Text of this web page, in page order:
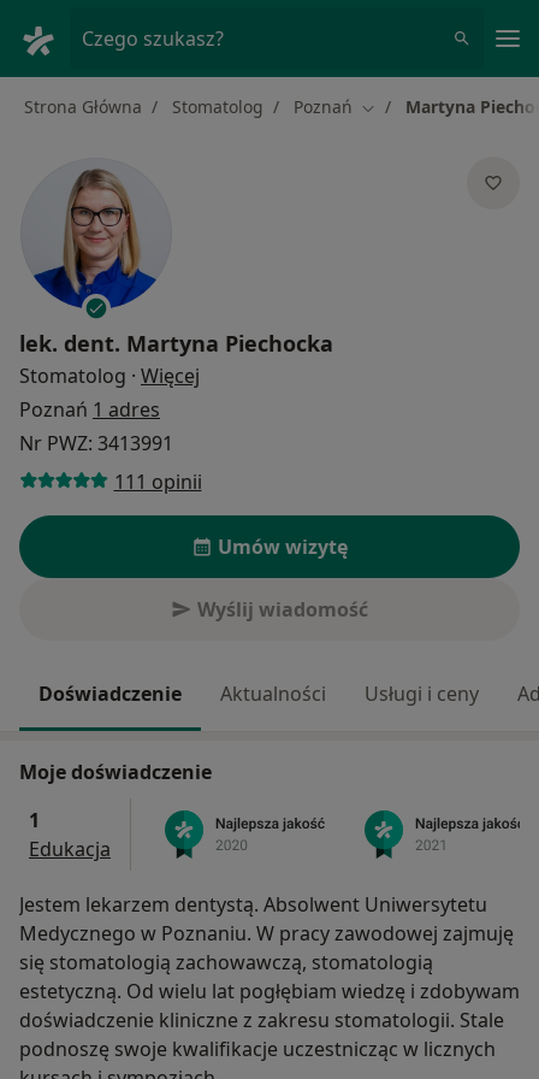
Czego szukasz?
Strona Główna Stomatolog Poznań Zmień miasto
Martyna
lek. dent. Martyna Piechocka
Stomatolog · Więcej
Poznań 1 adres
Nr PWZ: 3413991
111 opinii
Umów wizytę
Wyślij wiadomość
Doświadczenie Aktualności Usługi i ceny
Moje doświadczenie
1
Edukacja
Jestem lekarzem dentystą. Absolwent Uniwersytetu
Medycznego w Poznaniu. W pracy zawodowej zajmuję
się stomatologią zachowawczą, stomatologią
estetyczną. Od wielu lat pogłębiam wiedzę i zdobywam
doświadczenie kliniczne z zakresu stomatologii. Stale
podnoszę swoje kwalifikacje uczestnicząc w licznych